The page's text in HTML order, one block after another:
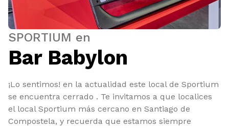
SPORTIUM en
Bar Babylon
¡Lo sentimos! en la actualidad este local de Sportium
se encuentra cerrado . Te invitamos a que localices
el local Sportium más cercano en Santiago de
Compostela, y recuerda que estamos siempre